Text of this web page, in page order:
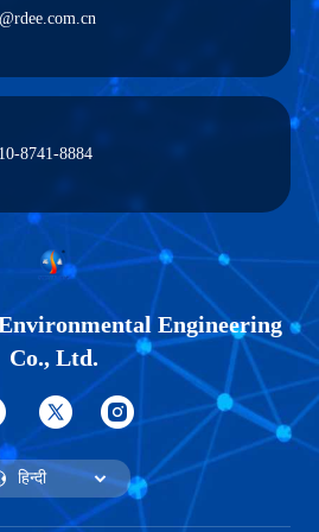
8741-8884
Engineering
Co., Ltd.